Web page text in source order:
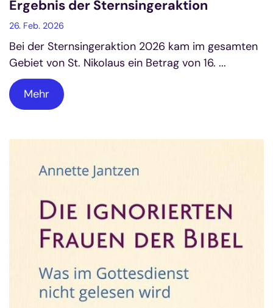
Ergebnis der Sternsingeraktion
26. Feb. 2026
Bei der Sternsingeraktion 2026 kam im gesamten
Gebiet von St. Nikolaus ein Betrag von 16. ...
Mehr